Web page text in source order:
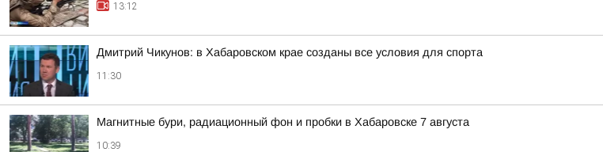
13:12
Дмитрий Чикунов: в Хабаровском крае созданы все условия для спорта
11:30
Магнитные бури, радиационный фон и пробки в Хабаровске 7 августа
10:39